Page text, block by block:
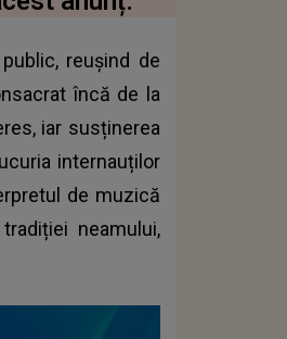
reușind de
încă de la
iar susținerea
internauților
de muzică
neamului,